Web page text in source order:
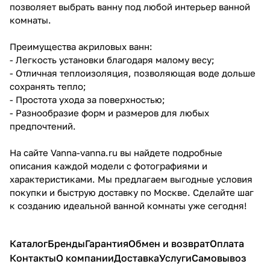
позволяет выбрать ванну под любой интерьер ванной
комнаты.
Преимущества акриловых ванн:
- Легкость установки благодаря малому весу;
- Отличная теплоизоляция, позволяющая воде дольше
сохранять тепло;
- Простота ухода за поверхностью;
- Разнообразие форм и размеров для любых
предпочтений.
На сайте Vanna-vanna.ru вы найдете подробные
описания каждой модели с фотографиями и
характеристиками. Мы предлагаем выгодные условия
покупки и быструю доставку по Москве. Сделайте шаг
к созданию идеальной ванной комнаты уже сегодня!
КаталогБрендыГарантияОбмен и возвратОплата
КонтактыО компанииДоставкаУслугиСамовывоз